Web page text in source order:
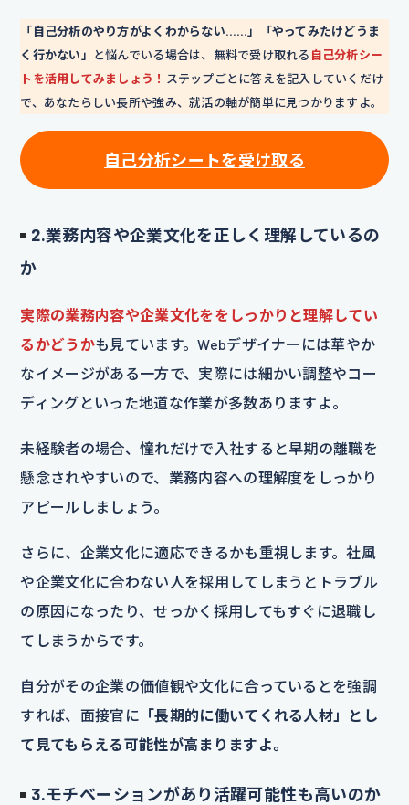
「自己分析のやり方がよくわからない……」「やってみたけどうま
く行かない」
と悩んでいる場合は、無料で受け取れる 自己分析シー
トを活用してみましょう！ ステップごとに答えを記入していくだけ
で、あなたらしい長所や強み、就活の軸が簡単に見つかりますよ。
自己分析シートを受け取る
2.業務内容や企業文化を正しく理解しているの
か
実際の業務内容や企業文化ををしっかりと理解してい
るかどうかも見ています。Webデザイナーには華やか
なイメージがある一方で、実際には細かい調整やコー
ディングといった地道な作業が多数ありますよ。
未経験者の場合、憧れだけで入社すると早期の離職を
懸念されやすいので、業務内容への理解度をしっかり
アピールしましょう。
さらに、企業文化に適応できるかも重視します。社風
や企業文化に合わない人を採用してしまうとトラブル
の原因になったり、せっかく採用してもすぐに退職し
てしまうからです。
自分がその企業の価値観や文化に合っているとを強調
すれば、面接官に
「長期的に働いてくれる人材」とし
て見てもらえる可能性が高まりますよ。
3.モチベーションがあり活躍可能性も高いのか